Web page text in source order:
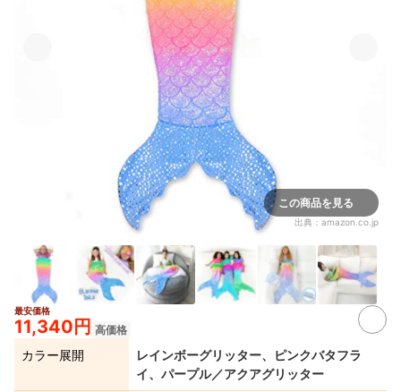
この商品を見る
出典： amazon.co.jp
最安価格
11,340円 高価格
カラー展開
レインボーグリッター、ピンクバタフラ
イ、パープル／アクアグリッター